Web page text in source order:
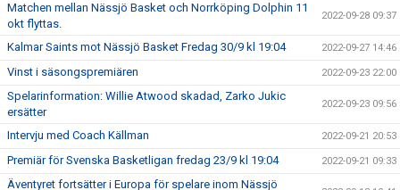
Matchen mellan Nässjö Basket och Norrköping Dolphin 11
okt flyttas.
2022-09-28 09:37
Kalmar Saints mot Nässjö Basket Fredag 30/9 kl 19:04 2022-09-27 14:46
Vinst i säsongspremiären 2022-09-23 22:00
Spelarinformation: Willie Atwood skadad, Zarko Jukic
ersätter
2022-09-23 09:56
Intervju med Coach Källman 2022-09-21 20:53
Premiär för Svenska Basketligan fredag 23/9 kl 19:04 2022-09-21 09:33
Äventyret fortsätter i Europa för spelare inom Nässjö